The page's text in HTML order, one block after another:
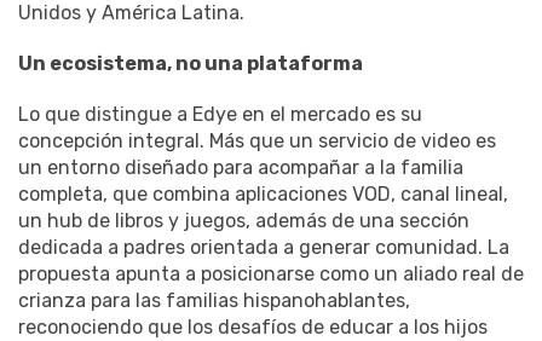
Unidos y América Latina.
Un ecosistema, no una plataforma
Lo que distingue a Edye en el mercado es su
concepción integral. Más que un servicio de video es
un entorno diseñado para acompañar a la familia
completa, que combina aplicaciones VOD, canal lineal,
un hub de libros y juegos, además de una sección
dedicada a padres orientada a generar comunidad. La
propuesta apunta a posicionarse como un aliado real de
crianza para las familias hispanohablantes,
reconociendo que los desafíos de educar a los hijos